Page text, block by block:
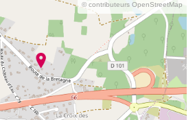
© contributeurs OpenStreetMap